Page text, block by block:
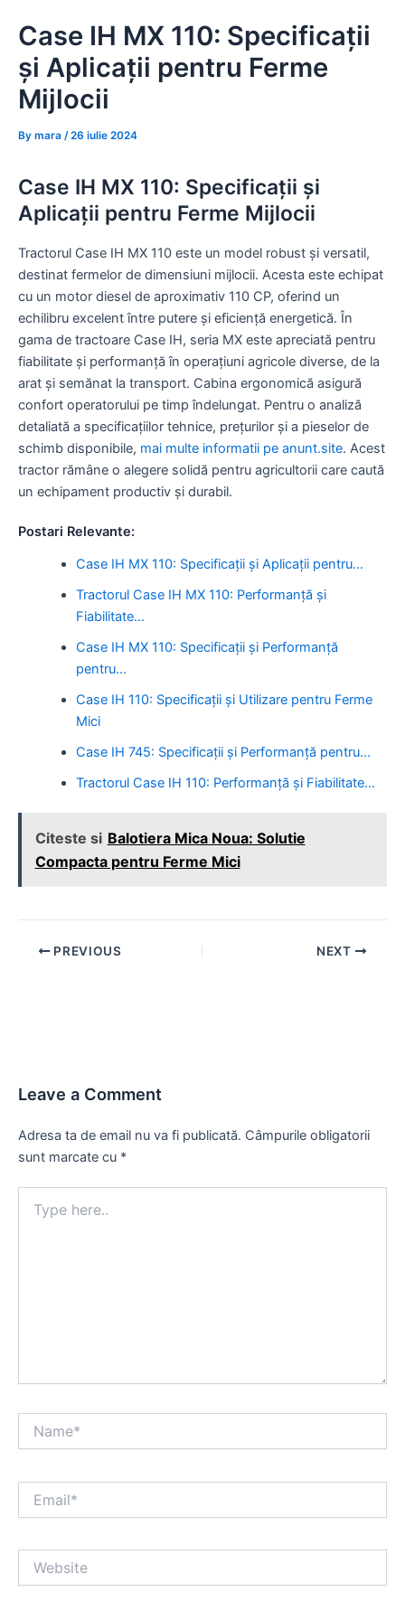
content
Case IH MX 110: Specificații
și Aplicații pentru Ferme
Mijlocii
By mara /26 iulie 2024
Case IH MX 110: Specificații și
Aplicații pentru Ferme Mijlocii
Tractorul Case IH MX 110 este un model robust și versatil,
destinat fermelor de dimensiuni mijlocii. Acesta este echipat
cu un motor diesel de aproximativ 110 CP, oferind un
echilibru excelent între putere și eficiență energetică. În
gama de tractoare Case IH, seria MX este apreciată pentru
fiabilitate și performanță în operațiuni agricole diverse, de la
arat și semănat la transport. Cabina ergonomică asigură
confort operatorului pe timp îndelungat. Pentru o analiză
detaliată a specificațiilor tehnice, prețurilor și a pieselor de
schimb disponibile, mai multe informatii pe anunt.site. Acest
tractor rămâne o alegere solidă pentru agricultorii care caută
un echipament productiv și durabil.
Postari Relevante:
Case IH MX 110: Specificații și Aplicații pentru…
Tractorul Case IH MX 110: Performanță și
Fiabilitate…
Case IH MX 110: Specificații și Performanță
pentru…
Case IH 110: Specificații și Utilizare pentru Ferme
Mici
Case IH 745: Specificații și Performanță pentru…
Tractorul Case IH 110: Performanță și Fiabilitate…
Citeste si Balotiera Mica Noua: Solutie
Compacta pentru Ferme Mici
Post PREVIOUS NEXT
Leave a Comment
Adresa ta de email nu va fi publicată. Câmpurile obligatorii
sunt marcate cu *
here..